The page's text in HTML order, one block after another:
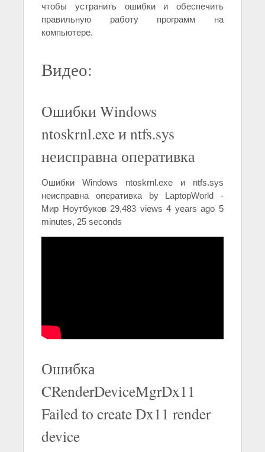
чтобы устранить ошибки и обеспечить
правильную работу программ на
компьютере.
Видео:
Ошибки Windows
ntoskrnl.exe и ntfs.sys
неисправна оперативка
Ошибки Windows ntoskrnl.exe и ntfs.sys
неисправна оперативка by LaptopWorld -
Мир Ноутбуков 29,483 views 4 years ago 5
minutes, 25 seconds
Ошибка
CRenderDeviceMgrDx11
Failed to create Dx11 render
device